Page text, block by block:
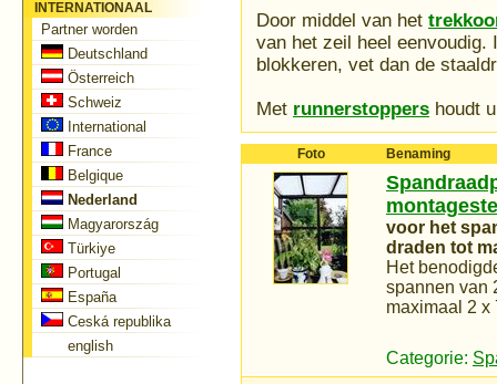
Door middel van het
van het zeil heel eenvoudig.
blokkeren, vet dan de
Met runnerstoppers houdt
Foto Benaming
voor het
draden tot
Het
spannen van
maximaal 2 x
Categorie:
INTERNATIONAAL
Partner worden
Deutschland
Österreich
Schweiz
International
France
Belgique
Nederland
Magyarország
Türkiye
Portugal
España
Ceská republika
english